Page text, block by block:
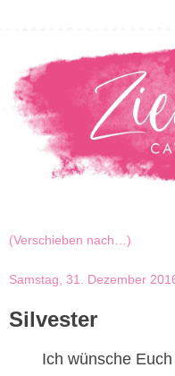
Samstag, 31. Dezember
Silvester
Ich wünsche